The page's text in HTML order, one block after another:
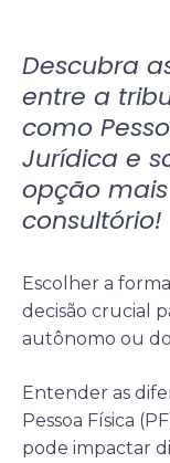
Descubra
entre a
como
Jurídica e
opção
consultório!
Escolher a
decisão crucial
autônomo ou
Entender as
Pessoa Física
pode impactar